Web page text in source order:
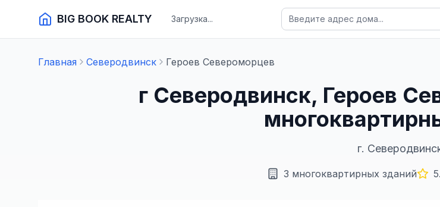
BIG BOOK REALTY Загрузка...
Главная Северодвинск Героев Североморцев
г Северодвинск, Героев
г.
3 многоквартирных зданий